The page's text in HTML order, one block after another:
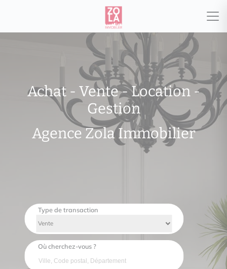
Achat - Vente - Location -
Gestion
Agence Zola Immobilier
Type de transaction
Où cherchez-vous ?